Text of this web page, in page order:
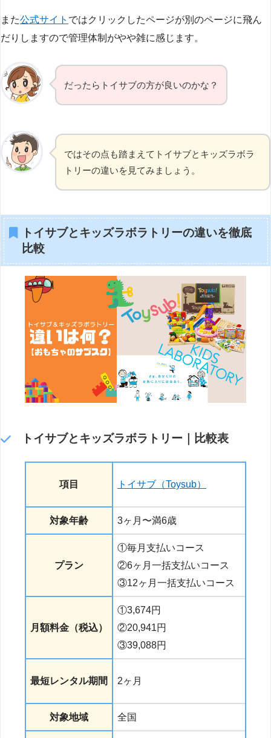
また公式サイト ではクリックしたページが別のページに飛ん
だりしますので管理体制がやや雑に感じます。
だったらトイサブの方が良いのかな？
ではその点も踏まえてトイサブとキッズラボラ
トリーの違いを見てみましょう。
トイサブとキッズラボラトリーの違いを徹底
比較
トイサブとキッズラボラトリー｜比較表
項目 トイサブ（Toysub）
対象年齢 3ヶ月〜満6歳
プラン
①毎月支払いコース
②6ヶ月一括支払いコース
③12ヶ月一括支払いコース
月額料金（税込）
①3,674円
②20,941円
③39,088円
最短レンタル期間 2ヶ月
対象地域 全国